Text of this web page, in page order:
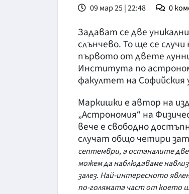
09 мар 25 | 22:48 0
Задават се две
слънчево. То ще се
първото от двете
Института по
факултет на
Маркишки е автор на
„Астрономия“ на
вече е свободно
случат общо четири
септември, а останалите
можем да наблюдаваме
залез. Най-интересното
по-голямата част от което